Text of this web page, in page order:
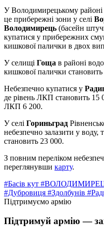
У Володимирецькому районі
це прибережні зони у селі
Володимирець (басейн
купатися у прибережних
кишкової палички в двох
У селищі Гоща в районі
кишкової палички становить
Небезпечно купатися у
де рівень ЛКП становить 15
ЛКП 6 200.
У селі Гориньград
небезпечно залазити у воду,
становить 23 000.
З повним переліком
переглянувши карту.
#Басів кут
#Дубровиця #Здолбунів
Підтримуємо армію
Підтримуй армію —